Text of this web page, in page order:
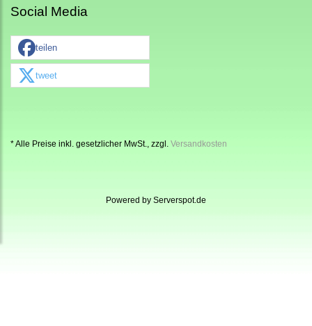
Social Media
teilen
tweet
* Alle Preise inkl. gesetzlicher MwSt., zzgl. Versandkosten
Powered by Serverspot.de